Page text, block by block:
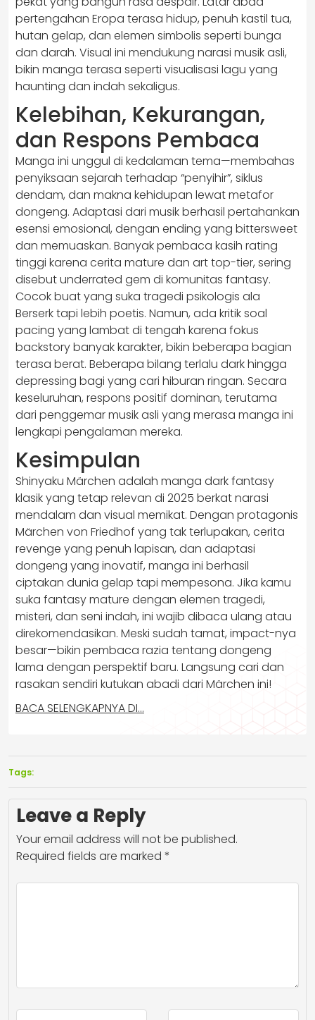
pertengahan Eropa terasa hidup, penuh kastil tua,
hutan gelap, dan elemen simbolis seperti bunga
dan darah. Visual ini mendukung narasi musik asli,
bikin manga terasa seperti visualisasi lagu yang
haunting dan indah sekaligus.
Kelebihan, Kekurangan,
dan Respons Pembaca
Manga ini unggul di kedalaman tema—membahas
penyiksaan sejarah terhadap “penyihir”, siklus
dendam, dan makna kehidupan lewat metafor
dongeng. Adaptasi dari musik berhasil pertahankan
esensi emosional, dengan ending yang bittersweet
dan memuaskan. Banyak pembaca kasih rating
tinggi karena cerita mature dan art top-tier, sering
disebut underrated gem di komunitas fantasy.
Cocok buat yang suka tragedi psikologis ala
Berserk tapi lebih poetis. Namun, ada kritik soal
pacing yang lambat di tengah karena fokus
backstory banyak karakter, bikin beberapa bagian
terasa berat. Beberapa bilang terlalu dark hingga
depressing bagi yang cari hiburan ringan. Secara
keseluruhan, respons positif dominan, terutama
dari penggemar musik asli yang merasa manga ini
lengkapi pengalaman mereka.
Kesimpulan
Shinyaku Märchen adalah manga dark fantasy
klasik yang tetap relevan di 2025 berkat narasi
mendalam dan visual memikat. Dengan protagonis
Märchen von Friedhof yang tak terlupakan, cerita
revenge yang penuh lapisan, dan adaptasi
dongeng yang inovatif, manga ini berhasil
ciptakan dunia gelap tapi mempesona. Jika kamu
suka fantasy mature dengan elemen tragedi,
misteri, dan seni indah, ini wajib dibaca ulang atau
direkomendasikan. Meski sudah tamat, impact-nya
besar—bikin pembaca razia tentang dongeng
lama dengan perspektif baru. Langsung cari dan
rasakan sendiri kutukan abadi dari Märchen ini!
BACA SELENGKAPNYA DI…
Tags:
Leave a Reply
Your email address will not be published.
Required fields are marked *